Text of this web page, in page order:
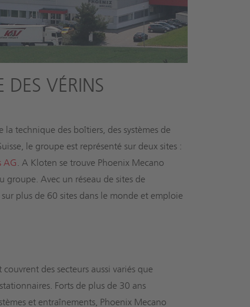
VÉRINS
technique des boîtiers, des systèmes de
le groupe est représenté sur deux sites :
AG . A Kloten se trouve Phoenix Mecano
Avec un réseau de sites de
sur plus de 60 sites dans le monde et emploie
des secteurs aussi variés que
Forts de plus de 30 ans
et entraînements, Phoenix Mecano